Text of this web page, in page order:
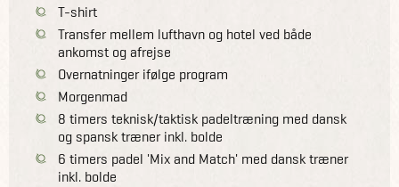
T-shirt
Transfer mellem lufthavn og hotel ved både
ankomst og afrejse
Overnatninger ifølge program
Morgenmad
8 timers teknisk/taktisk padeltræning med dansk
og spansk træner inkl. bolde
6 timers padel 'Mix and Match' med dansk træner
inkl. bolde